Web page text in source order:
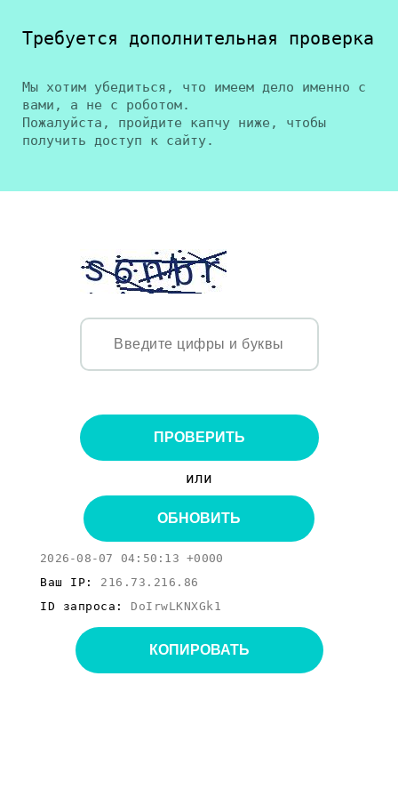
Требуется дополнительная проверка
Мы хотим убедиться, что имеем дело именно с
вами, а не с роботом.
Пожалуйста, пройдите капчу ниже, чтобы
получить доступ к сайту.
ПРОВЕРИТЬ
или
ОБНОВИТЬ
2026-08-07 04:50:13 +0000
Ваш IP: 216.73.216.86
ID запроса: DoIrwLKNXGk1
КОПИРОВАТЬ